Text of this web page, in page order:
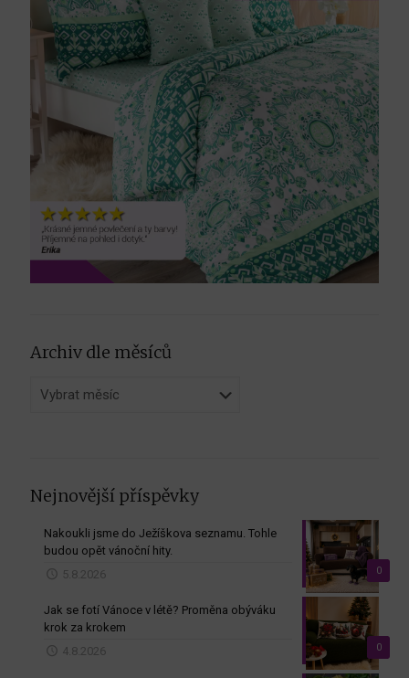
Archiv dle měsíců
dle
Nejnovější příspěvky
0
Nakoukli jsme do Ježíškova seznamu. Tohle
budou opět vánoční hity.
5.8.2026
0
Jak se fotí Vánoce v létě? Proměna obýváku
krok za krokem
4.8.2026